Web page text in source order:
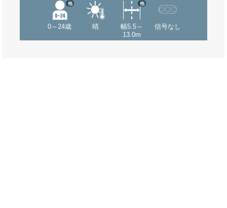
0～24歳
他
晴
幅5.5～
13.0m
他
信号なし